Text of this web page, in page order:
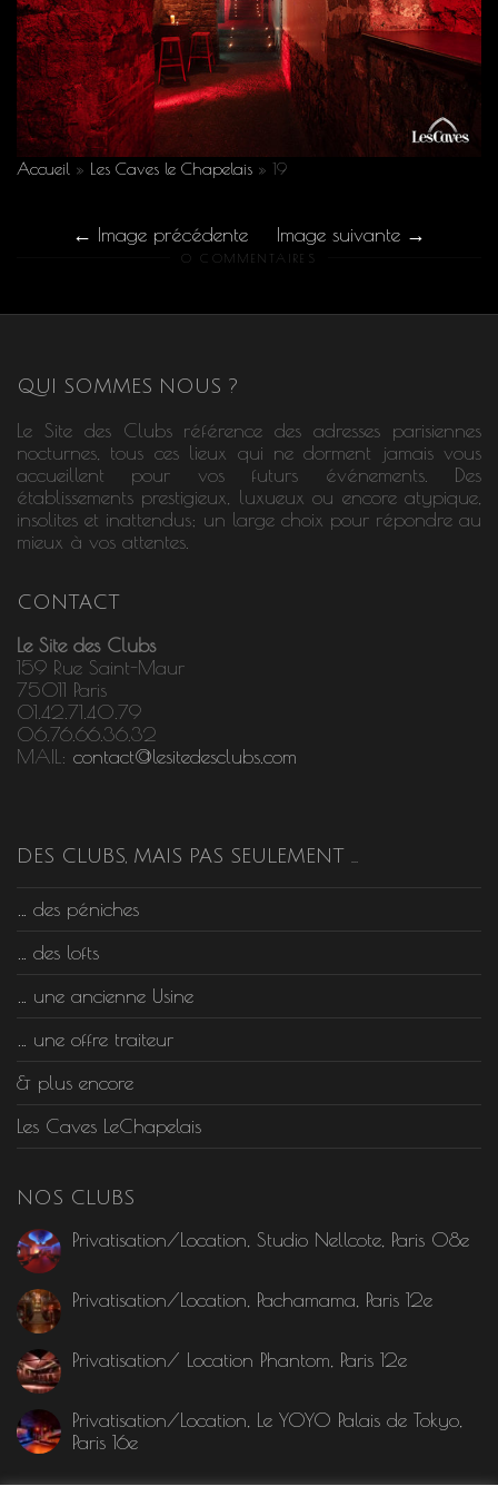
Accueil » Les Caves le Chapelais » 19
Image précédente Image suivante
0 COMMENTAIRES
QUI SOMMES NOUS ?
Le Site des Clubs référence des adresses parisiennes
nocturnes, tous ces lieux qui ne dorment jamais vous
accueillent pour vos futurs événements. Des
établissements prestigieux, luxueux ou encore atypique,
insolites et inattendus; un large choix pour répondre au
mieux à vos attentes.
CONTACT
Le Site des Clubs
159 Rue Saint-Maur
75011 Paris
01.42.71.40.79
06.76.66.36.32
MAIL: contact@lesitedesclubs.com
DES CLUBS, MAIS PAS SEULEMENT …
… des péniches
… des lofts
… une ancienne Usine
… une offre traiteur
& plus encore
Les Caves LeChapelais
NOS CLUBS
Privatisation/Location, Studio Nellcote, Paris 08e
Privatisation/Location, Pachamama, Paris 12e
Privatisation/ Location Phantom, Paris 12e
Privatisation/Location, Le YOYO Palais de Tokyo,
Paris 16e